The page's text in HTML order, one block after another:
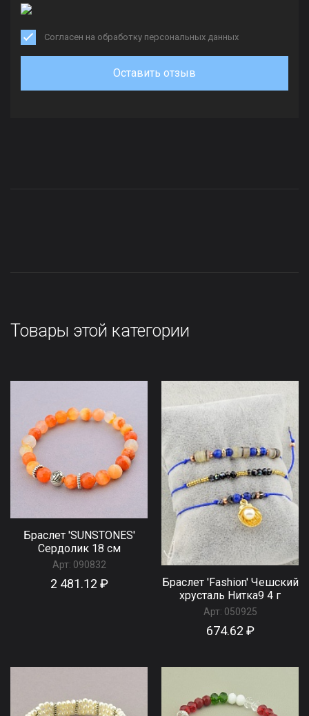
Согласен на обработку персональных данных
Оставить отзыв
Товары этой категории
Браслет 'SUNSTONES'
Сердолик 18 см
Арт: 090832
2 481.12 ₽
Браслет 'Fashion' Чешский
хрусталь Нитка9 4 г
Арт: 050925
674.62 ₽